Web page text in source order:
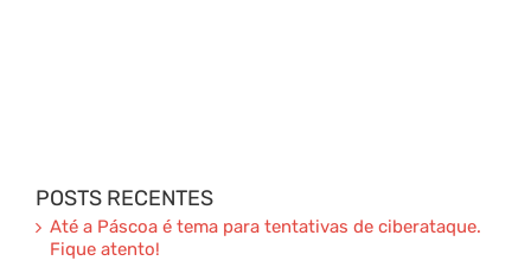
POSTS RECENTES
Até a Páscoa é tema para tentativas de ciberataque.
Fique atento!